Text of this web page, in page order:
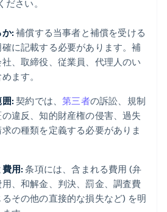
さい。
: 補償する当事者と補償を受ける
に記載する必要があります。補
、取締役、従業員、代理人のい
ます。
: 契約では、第三者の訴訟、規制
違反、知的財産権の侵害、過失
の種類を定義する必要がありま
用: 条項には、含まれる費用 (弁
、和解金、判決、罰金、調査費
その他の直接的な損失など) を明